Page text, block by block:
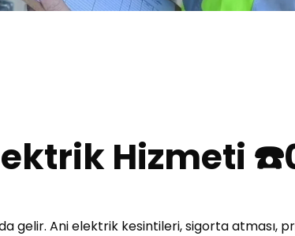
Hizmeti
gelir. Ani elektrik kesintileri, sigorta atması,